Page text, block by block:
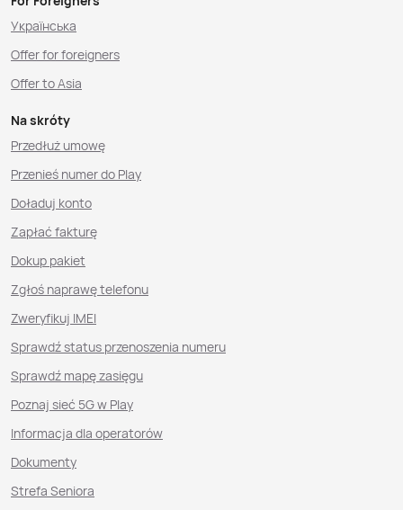
Українська
Offer for foreigners
Offer to Asia
Na skróty
Przedłuż umowę
Przenieś numer do Play
Doładuj konto
Zapłać fakturę
Dokup pakiet
Zgłoś naprawę telefonu
Zweryfikuj IMEI
Sprawdź status przenoszenia numeru
Sprawdź mapę zasięgu
Poznaj sieć 5G w Play
Informacja dla operatorów
Dokumenty
Strefa Seniora